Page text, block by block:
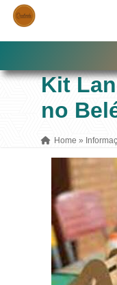
Kit
no
Home »